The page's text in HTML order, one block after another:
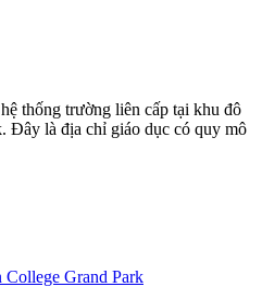
thống trường liên cấp tại khu đô
Đây là địa chỉ giáo dục có quy mô
Grand Park